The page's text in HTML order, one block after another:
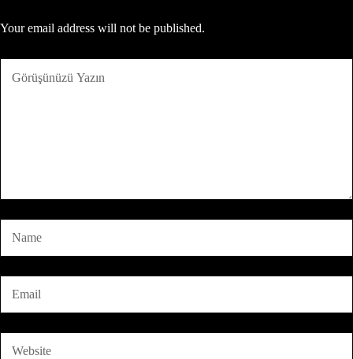
Your email address will not be published.